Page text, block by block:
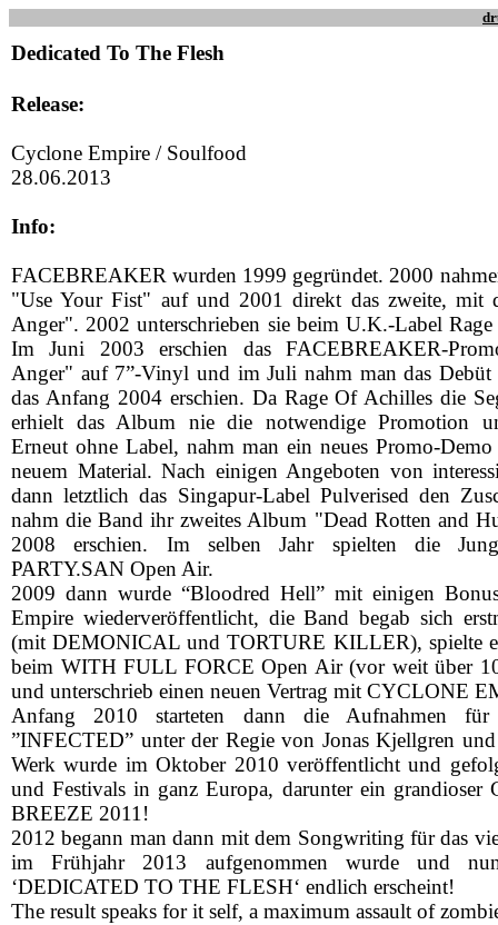
Dedicated To The Flesh
Release:
Cyclone Empire / Soulfood
28.06.2013
Info:
FACEBREAKER wurden 1999 gegründet. 2000
"Use Your Fist" auf und 2001 direkt das zweite, mit
Anger". 2002 unterschrieben sie beim U.K.-Label
Im Juni 2003 erschien das FACEBREAKER-
Anger" auf 7”-Vinyl und im Juli nahm man das
das Anfang 2004 erschien. Da Rage Of Achilles die
erhielt das Album nie die notwendige Promotion
Erneut ohne Label, nahm man ein neues Promo-
neuem Material. Nach einigen Angeboten von
dann letztlich das Singapur-Label Pulverised den
nahm die Band ihr zweites Album "Dead Rotten and
2008 erschien. Im selben Jahr spielten die
PARTY.SAN Open Air.
2009 dann wurde “Bloodred Hell” mit einigen
Empire wiederveröffentlicht, die Band begab sich
(mit DEMONICAL und TORTURE KILLER), spielte
beim WITH FULL FORCE Open Air (vor weit über
und unterschrieb einen neuen Vertrag mit CYCLONE
Anfang 2010 starteten dann die Aufnahmen
”INFECTED” unter der Regie von Jonas Kjellgren
Werk wurde im Oktober 2010 veröffentlicht und
und Festivals in ganz Europa, darunter ein
BREEZE 2011!
2012 begann man dann mit dem Songwriting für das
im Frühjahr 2013 aufgenommen wurde und
‘DEDICATED TO THE FLESH‘ endlich erscheint!
The result speaks for it self, a maximum assault of